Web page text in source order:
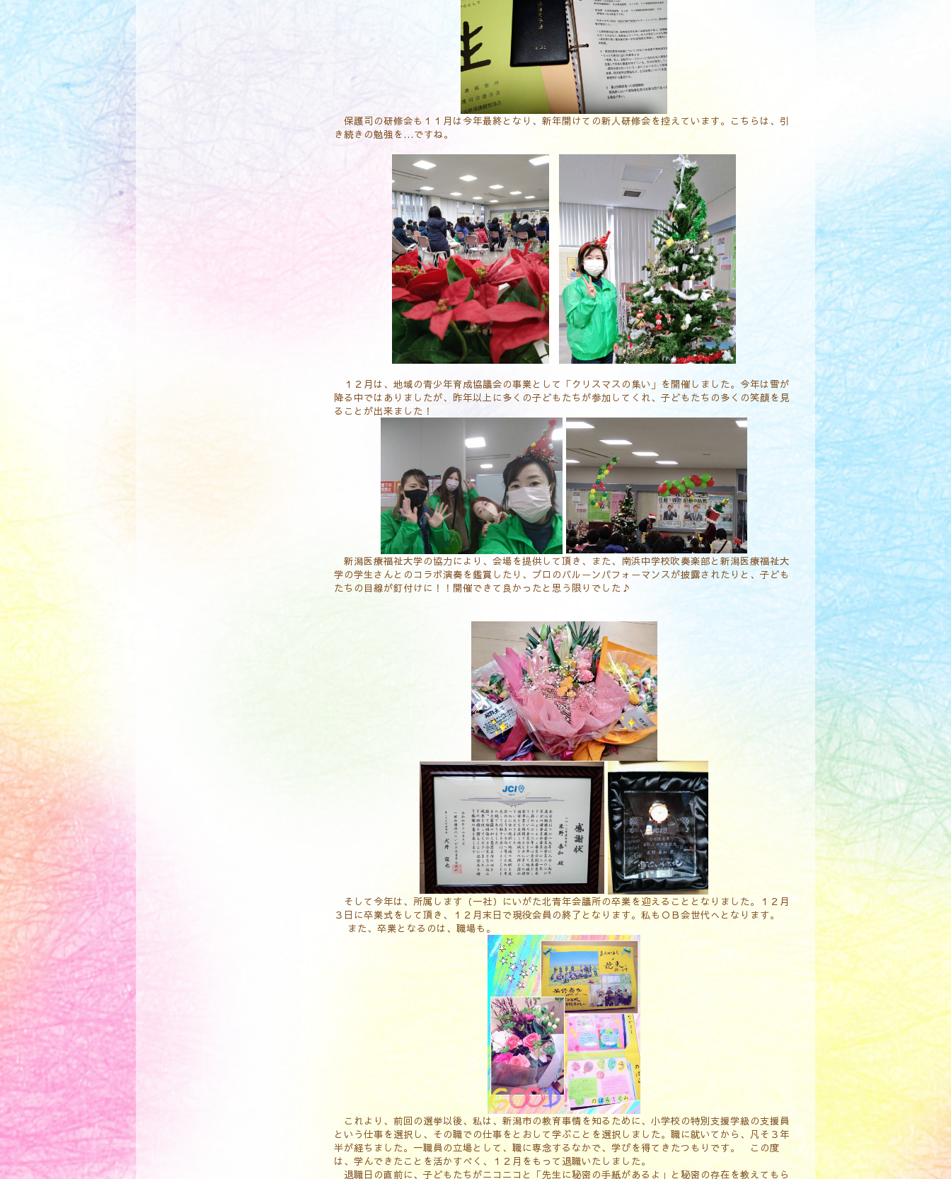
保護司の研修会も１１月は今年最終となり、新年開けての新人研修会を控えています。こちらは、引
き続きの勉強を...ですね。
１２月は、地域の青少年育成協議会の事業として「クリスマスの集い」を開催しました。今年は雪が
降る中ではありましたが、昨年以上に多くの子どもたちが参加してくれ、子どもたちの多くの笑顔を見
ることが出来ました！
新潟医療福祉大学の協力により、会場を提供して頂き、また、南浜中学校吹奏楽部と新潟医療福祉大
学の学生さんとのコラボ演奏を鑑賞したり、プロのバルーンパフォーマンスが披露されたりと、子ども
たちの目線が釘付けに！！開催できて良かったと思う限りでした♪
そして今年は、所属します（一社）にいがた北青年会議所の卒業を迎えることとなりました。１２月
３日に卒業式をして頂き、１２月末日で現役会員の終了となります。私もＯＢ会世代へとなります。
また、卒業となるのは、職場も。
これより、前回の選挙以後、私は、新潟市の教育事情を知るために、小学校の特別支援学級の支援員
という仕事を選択し、その職での仕事をとおして学ぶことを選択しました。職に就いてから、凡そ３年
半が経ちました。一職員の立場として、職に専念するなかで、学びを得てきたつもりです。 この度
は、学んできたことを活かすべく、１２月をもって退職いたしました。
退職日の直前に、子どもたちがニコニコと「先生に秘密の手紙があるよ」と秘密の存在を教えてもら